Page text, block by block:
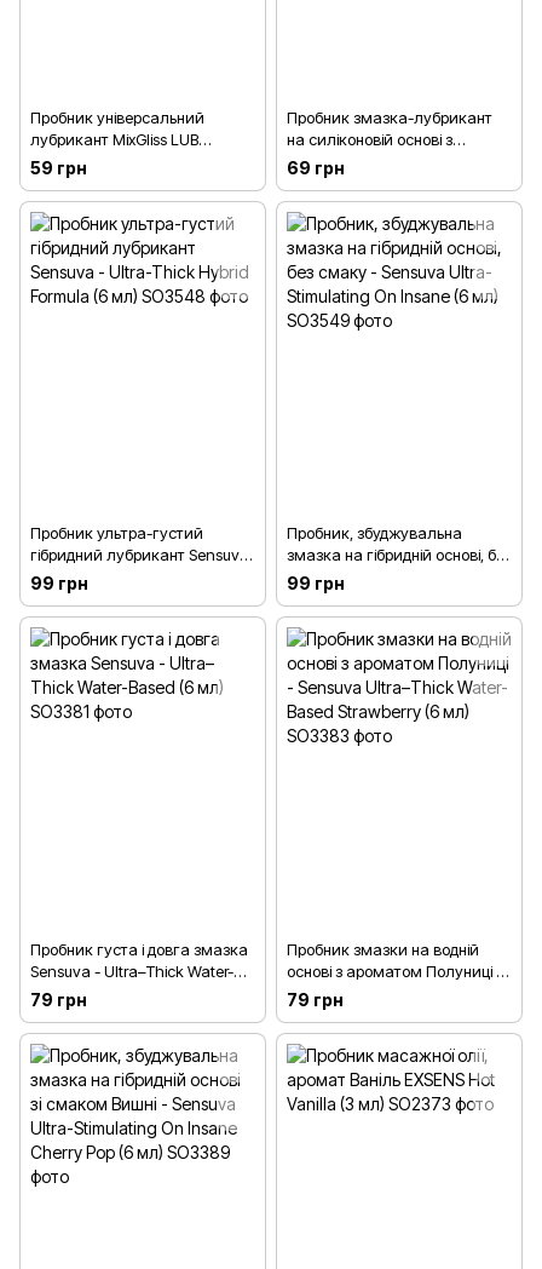
Пробник універсальний
лубрикант MixGliss LUB
NATURE (4 мл)
59 грн
Пробник змазка-лубрикант
на силіконовій основі з
ароматом Маной MixGliss SUN
MONOI (4 мл)
69 грн
Пробник ультра-густий
гібридний лубрикант Sensuva
- Ultra-Thick Hybrid Formula (6
99 грн
Пробник, збуджувальна
змазка на гібридній основі, без
смаку - Sensuva Ultra-
Stimulating On Insane (6 мл)
99 грн
Пробник густа і довга змазка
Sensuva - Ultra–Thick Water-
Based (6 мл)
79 грн
Пробник змазки на водній
основі з ароматом Полуниці -
Sensuva Ultra–Thick Water-
Based Strawberry (6 мл)
79 грн